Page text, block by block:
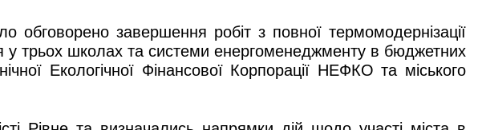
обговорено завершення робіт з повної термомодернізації
школах та системи енергоменеджменту в бюджетних
Екологічної Фінансової Корпорації НЕФКО та міського